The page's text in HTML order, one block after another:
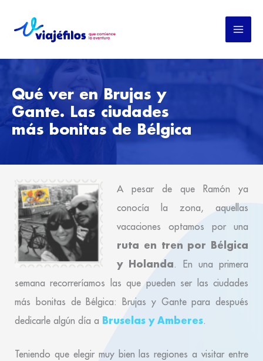
Qué ver en Brujas y
Gante. Las ciudades
más bonitas de Bélgica
A pesar de que Ramón ya
conocía la zona, aquellas
vacaciones optamos por una
ruta en tren por Bélgica
y Holanda. En una primera
semana recorreríamos las que pueden ser las ciudades
más bonitas de Bélgica: Brujas y Gante para después
dedicarle algún día a Bruselas y Amberes.
Teniendo que elegir muy bien las regiones a visitar entre